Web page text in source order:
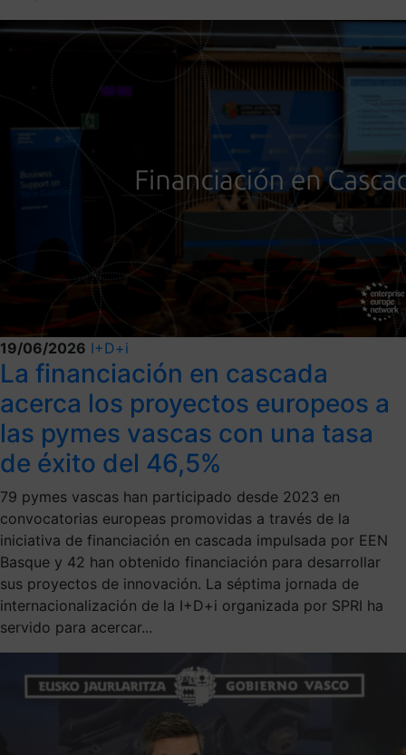
19/06/2026 I+D+i
La financiación en cascada
acerca los proyectos europeos a
las pymes vascas con una tasa
de éxito del 46,5%
79 pymes vascas han participado desde 2023 en
convocatorias europeas promovidas a través de la
iniciativa de financiación en cascada impulsada por EEN
Basque y 42 han obtenido financiación para desarrollar
sus proyectos de innovación. La séptima jornada de
internacionalización de la I+D+i organizada por SPRI ha
servido para acercar...